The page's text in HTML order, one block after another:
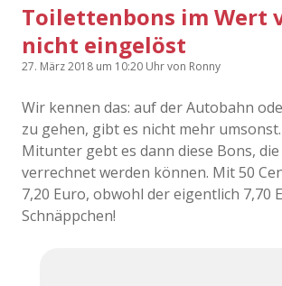
Toilettenbons im Wert
nicht eingelöst
27. März 2018 um 10:20 Uhrvon Ronny
Wir kennen das: auf der Autobahn
zu gehen, gibt es nicht mehr
Mitunter gebt es dann diese Bons,
verrechnet werden können. Mit 50
7,20 Euro, obwohl der eigentlich
Schnäppchen!